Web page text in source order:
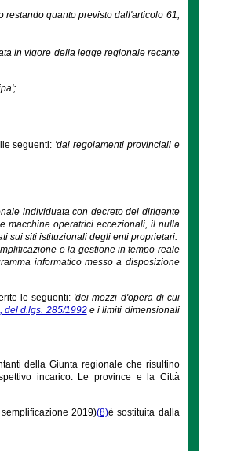
restando quanto previsto dall'articolo 61,
in vigore della legge regionale recante
seguenti: 'dai regolamenti provinciali e
individuata con decreto del dirigente
macchine operatrici eccezionali, il nulla
sui siti istituzionali degli enti proprietari.
e la gestione in tempo reale
informatico messo a disposizione
le seguenti: 'dei mezzi d'opera di cui
del d.lgs. 285/1992e i limiti dimensionali
della Giunta regionale che risultino
incarico. Le province e la Città
2019)(8)è sostituita dalla